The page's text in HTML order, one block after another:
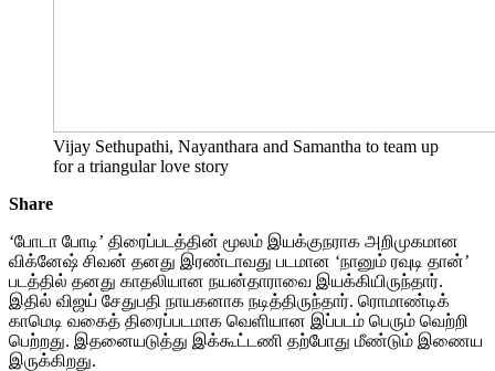
Vijay Sethupathi, Nayanthara and Samantha to team up
for a triangular love story
Share
‘போடா போடி’ திரைப்படத்தின் மூலம் இயக்குநராக அறிமுகமான
விக்னேஷ் சிவன் தனது இரண்டாவது படமான ‘நானும் ரவுடி தான்’
படத்தில் தனது காதலியான நயன்தாராவை இயக்கியிருந்தார்.
இதில் விஜய் சேதுபதி நாயகனாக நடித்திருந்தார். ரொமாண்டிக்
காமெடி வகைத் திரைப்படமாக வெளியான இப்படம் பெரும் வெற்றி
பெற்றது. இதனையடுத்து இக்கூட்டணி தற்போது மீண்டும் இணைய
இருக்கிறது.